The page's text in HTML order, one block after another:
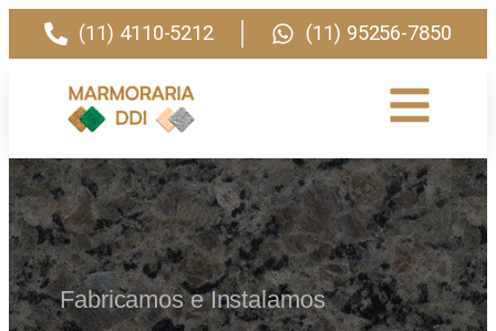
(11) 4110-5212 (11) 95256-7850
Fabricamos e Instalamos